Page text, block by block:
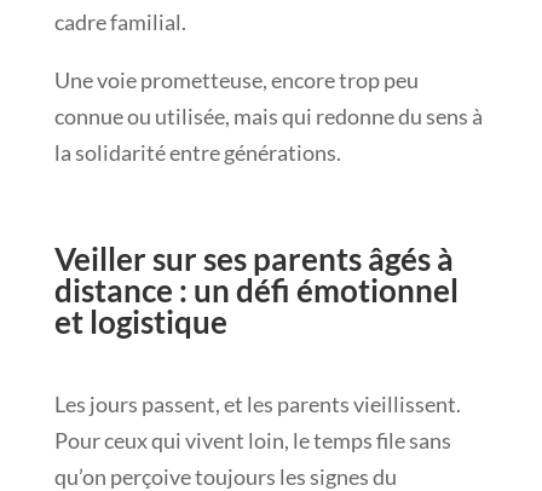
cadre familial.
Une voie prometteuse, encore trop peu
connue ou utilisée, mais qui redonne du sens à
la solidarité entre générations.
Veiller sur ses parents âgés à
distance : un défi émotionnel
et logistique
Les jours passent, et les parents vieillissent.
Pour ceux qui vivent loin, le temps file sans
qu’on perçoive toujours les signes du